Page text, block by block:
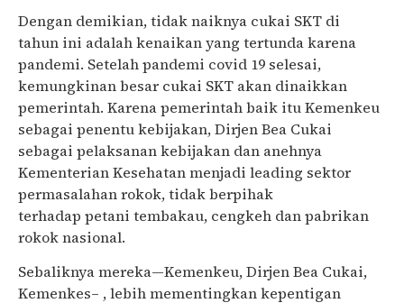
Dengan demikian, tidak naiknya cukai SKT di
tahun ini adalah kenaikan yang tertunda karena
pandemi. Setelah pandemi covid 19 selesai,
kemungkinan besar cukai SKT akan dinaikkan
pemerintah. Karena pemerintah baik itu Kemenkeu
sebagai penentu kebijakan, Dirjen Bea Cukai
sebagai pelaksanan kebijakan dan anehnya
Kementerian Kesehatanmenjadi leading sektor
permasalahan rokok, tidak berpihak
terhadap petani tembakau, cengkeh dan pabrikan
rokok nasional.
Sebaliknya mereka—Kemenkeu,Dirjen Bea Cukai,
Kemenkes– , lebih mementingkan kepentigan